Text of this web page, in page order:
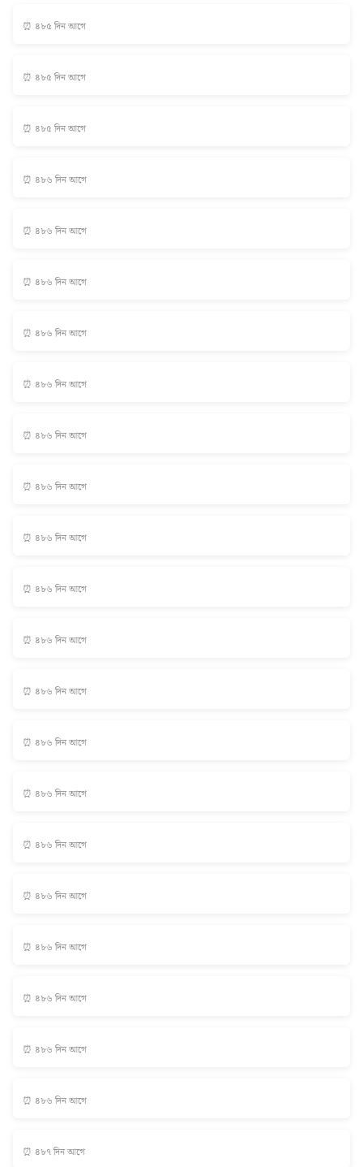
⏰ ৪৮৫ দিন আগে
⏰ ৪৮৫ দিন আগে
⏰ ৪৮৫ দিন আগে
⏰ ৪৮৬ দিন আগে
⏰ ৪৮৬ দিন আগে
⏰ ৪৮৬ দিন আগে
⏰ ৪৮৬ দিন আগে
⏰ ৪৮৬ দিন আগে
⏰ ৪৮৬ দিন আগে
⏰ ৪৮৬ দিন আগে
⏰ ৪৮৬ দিন আগে
⏰ ৪৮৬ দিন আগে
⏰ ৪৮৬ দিন আগে
⏰ ৪৮৬ দিন আগে
⏰ ৪৮৬ দিন আগে
⏰ ৪৮৬ দিন আগে
⏰ ৪৮৬ দিন আগে
⏰ ৪৮৬ দিন আগে
⏰ ৪৮৬ দিন আগে
⏰ ৪৮৬ দিন আগে
⏰ ৪৮৬ দিন আগে
⏰ ৪৮৬ দিন আগে
⏰ ৪৮৭ দিন আগে